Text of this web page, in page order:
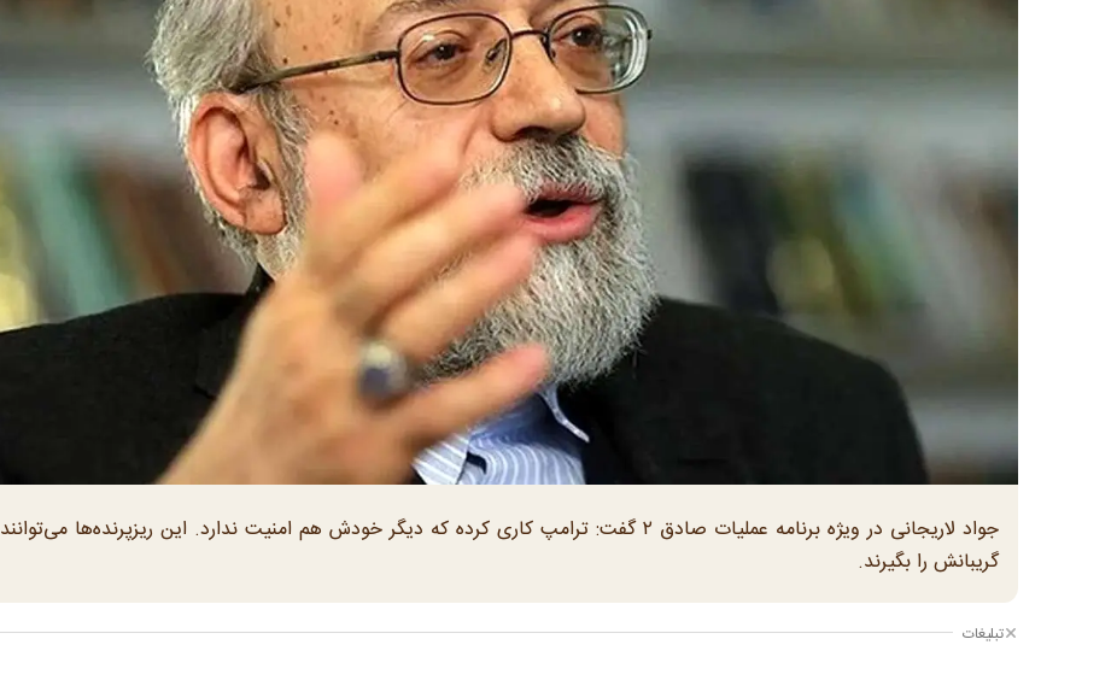
جواد لاریجانی در ویژه برنامه عملیات صادق ۲ گفت: ترامپ کاری کرده که دیگر خودش هم امنیت ندارد. این ریزپرنده‌ها می‌توانند
گریبانش را بگیرند.
تبلیغات